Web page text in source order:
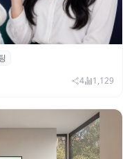
·인스타 등 6개
4 1,129